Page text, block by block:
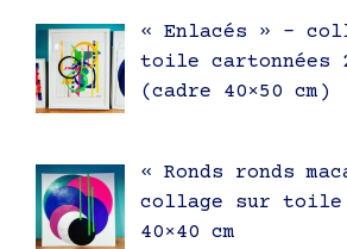
« Enlacés » –
toile cartonnées
(cadre 40×50 cm)
« Ronds ronds
collage sur toile
40×40 cm